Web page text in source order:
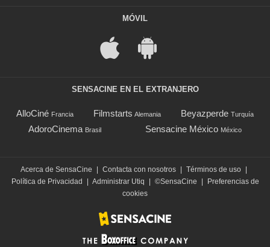
MÓVIL
SENSACINE EN EL EXTRANJERO
AlloCiné Francia Filmstarts Alemania Beyazperde Turquía
AdoroCinema Brasil Sensacine México México
Acerca de SensaCine | Contacta con nosotros | Términos de uso |
Política de Privacidad
| Administrar Utiq | ©SensaCine |
Preferencias de
cookies